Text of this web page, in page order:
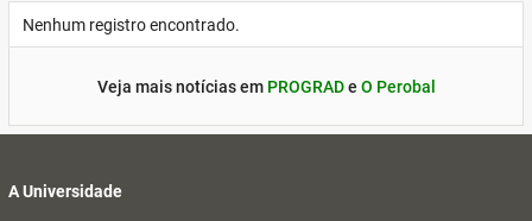
Nenhum registro encontrado.
Veja mais notícias em PROGRADe O Perobal
A Universidade